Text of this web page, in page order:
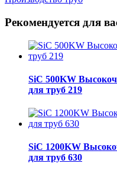
Рекомендуется для
SiC 500KW
для труб 219
SiC 1200KW
для труб 630